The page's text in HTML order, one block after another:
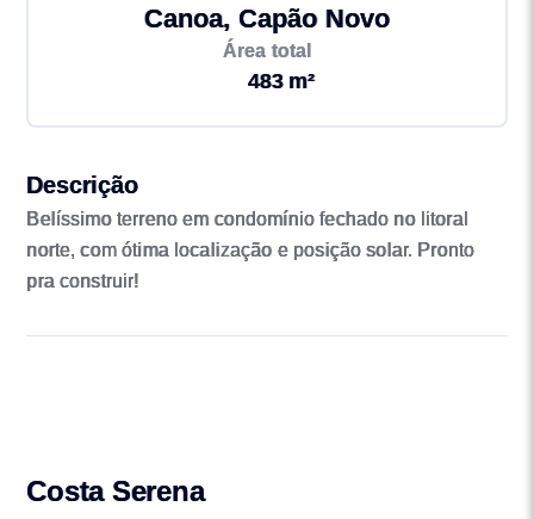
Canoa, Capão Novo
Área total
483 m²
Descrição
Belíssimo terreno em condomínio fechado no litoral
norte, com ótima localização e posição solar. Pronto
pra construir!
Costa Serena